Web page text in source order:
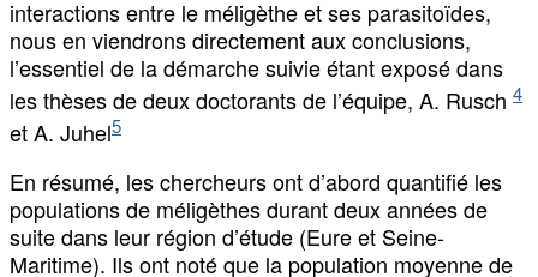
interactions entre le méligèthe et ses parasitoïdes,
nous en viendrons directement aux conclusions,
l’essentiel de la démarche suivie étant exposé dans
les thèses de deux doctorants de l’équipe, A. Rusch 4
et A. Juhel5
En résumé, les chercheurs ont d’abord quantifié les
populations de méligèthes durant deux années de
suite dans leur région d’étude (Eure et Seine-
Maritime). Ils ont noté que la population moyenne de